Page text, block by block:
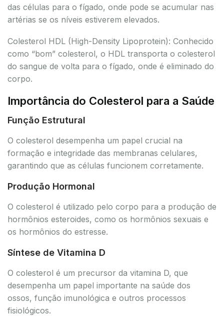
das células para o fígado, onde pode se acumular nas
artérias se os níveis estiverem elevados.
Colesterol HDL (High-Density Lipoprotein): Conhecido
como “bom” colesterol, o HDL transporta o colesterol
do sangue de volta para o fígado, onde é eliminado do
corpo.
Importância do Colesterol para a Saúde
Função Estrutural
O colesterol desempenha um papel crucial na
formação e integridade das membranas celulares,
garantindo que as células funcionem corretamente.
Produção Hormonal
O colesterol é utilizado pelo corpo para a produção de
hormônios esteroides, como os hormônios sexuais e
os hormônios do estresse.
Síntese de Vitamina D
O colesterol é um precursor da vitamina D, que
desempenha um papel importante na saúde dos
ossos, função imunológica e outros processos
fisiológicos.